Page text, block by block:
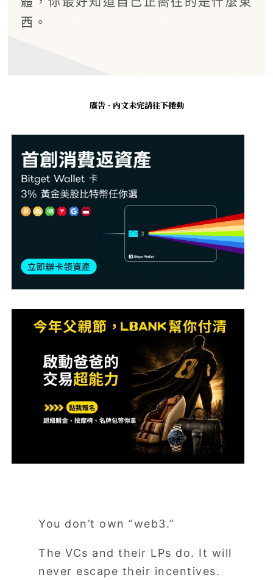
西。
廣告 - 內文未完請往下捲動
You don’t own “web3.”
The VCs and their LPs do. It will
never escape their incentives.